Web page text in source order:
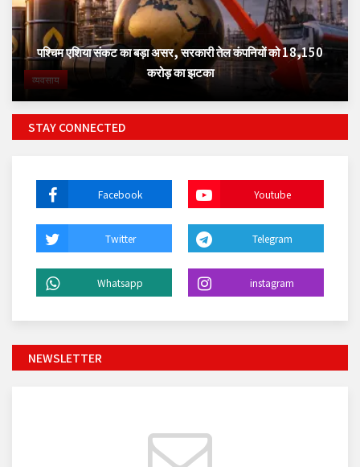
व्यवसाय
पश्चिम एशिया संकट का बड़ा असर, सरकारी तेल कंपनियों को 18,150
करोड़ का झटका
STAY CONNECTED
Facebook Youtube
Twitter Telegram
Whatsapp instagram
NEWSLETTER